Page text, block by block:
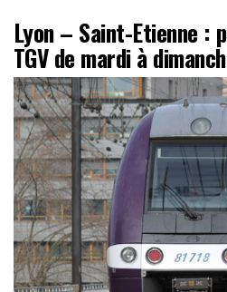
Lyon – Saint-Etienne :
TGV de mardi à